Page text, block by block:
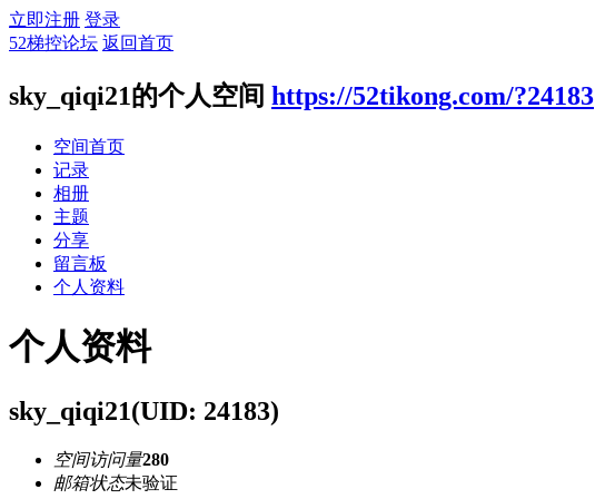
立即注册 登录
52梯控论坛 返回首页
sky_qiqi21的个人空间 https://52tikong.com/?24183
空间首页
记录
相册
主题
分享
留言板
个人资料
个人资料
sky_qiqi21(UID: 24183)
空间访问量280
邮箱状态未验证